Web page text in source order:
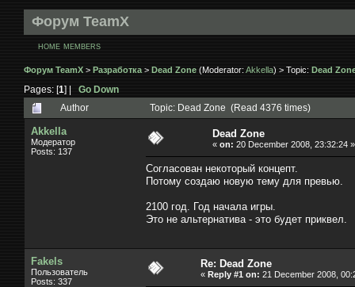
Форум TeamX
HOME MEMBERS
Форум TeamX > Разработка > Dead Zone (Moderator: Akkella) > Topic: Dead
Pages: [1] | Go Down
Author
Topic: Dead Zone (Read 4376 times)
Akkella
Модератор
Posts: 137
Dead Zone
« on: 20 December 2008, 23:32:24 »
Согласован некоторый концепт.
Потому создаю новую тему для превью.
2100 год. Год начала игры.
Это не альтернатива - это будет приквел.
Fakels
Пользователь
Posts: 337
Re: Dead Zone
« Reply #1 on: 21 December 2008,